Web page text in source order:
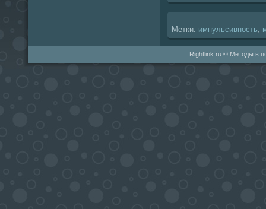
Метки: импульсивность
Rightlink.ru © Методы в